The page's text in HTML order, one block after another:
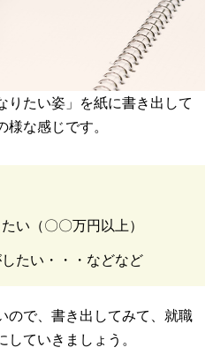
りたい姿」を紙に書き出して
な感じです。
い（〇〇万円以上）
たい・・・などなど
ので、書き出してみて、就職
ていきましょう。